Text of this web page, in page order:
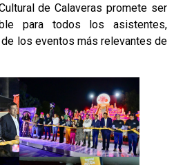
de Calaveras promete ser
para todos los asistentes,
los eventos más relevantes de